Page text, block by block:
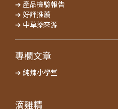
➔ 產品檢驗報告
➔ 好評推薦
➔ 中草藥來源
專欄文章
➔ 純煉小學堂
滴雞精